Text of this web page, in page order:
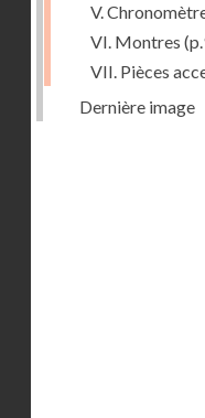
V.
VI. Montres
VII. Pièces
Dernière image